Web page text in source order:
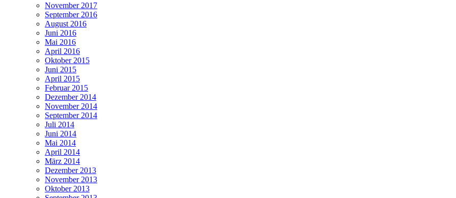
November 2017
September 2016
August 2016
Juni 2016
Mai 2016
April 2016
Oktober 2015
Juni 2015
April 2015
Februar 2015
Dezember 2014
November 2014
September 2014
Juli 2014
Juni 2014
Mai 2014
April 2014
März 2014
Dezember 2013
November 2013
Oktober 2013